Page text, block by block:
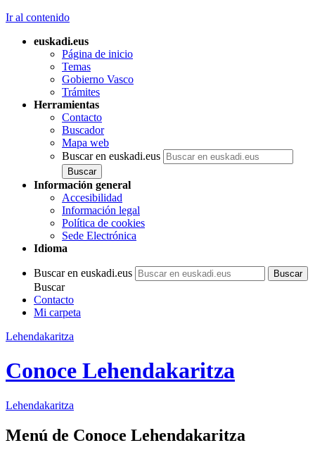
Ir al contenido
euskadi.eus
Página de inicio
Temas
Gobierno Vasco
Trámites
Herramientas
Contacto
Buscador
Mapa web
Buscar en euskadi.eus
Información general
Accesibilidad
Información legal
Política de cookies
Sede Electrónica
Idioma
Buscar en euskadi.eus
Buscar
Contacto
Mi carpeta
Lehendakaritza
Conoce Lehendakaritza
Lehendakaritza
Menú de Conoce Lehendakaritza